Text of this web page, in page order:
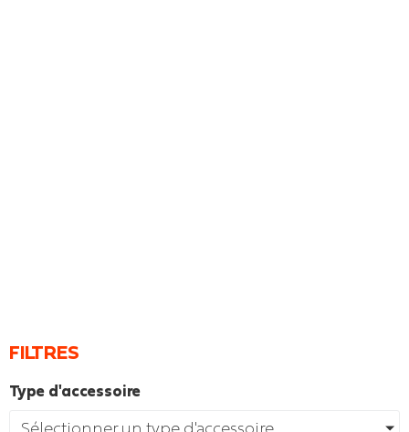
FILTRES
Type d'accessoire
Sélectionner un type d'accessoire